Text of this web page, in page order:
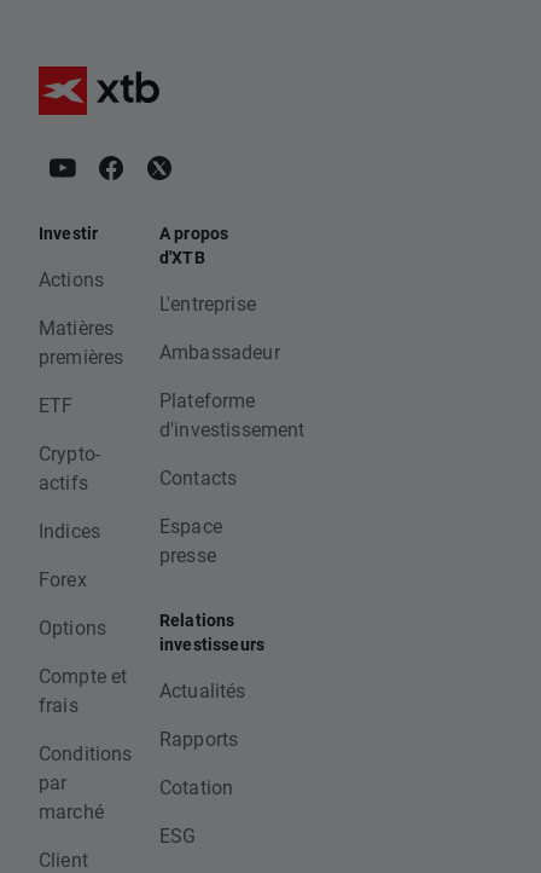
Investir
Actions
Matières
premières
ETF
Crypto-
actifs
Indices
Forex
Options
Compte et
frais
Conditions
par
marché
Client
A propos
d'XTB
L'entreprise
Ambassadeur
Plateforme
d'investissement
Contacts
Espace
presse
Relations
investisseurs
Actualités
Rapports
Cotation
ESG